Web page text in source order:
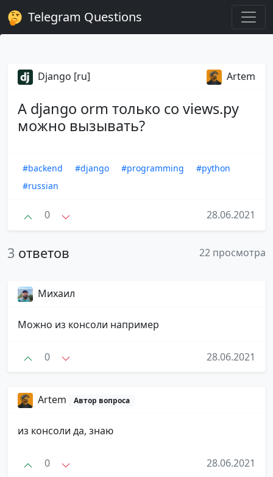
Telegram Questions
Django [ru] Artem
А django orm только со views.py
можно вызывать?
#backend #django #programming
#python
#russian
0 28.06.2021
3 ответов 22 просмотра
Михаил
Можно из консоли например
0 28.06.2021
Artem Автор вопроса
из консоли да, знаю
0 28.06.2021